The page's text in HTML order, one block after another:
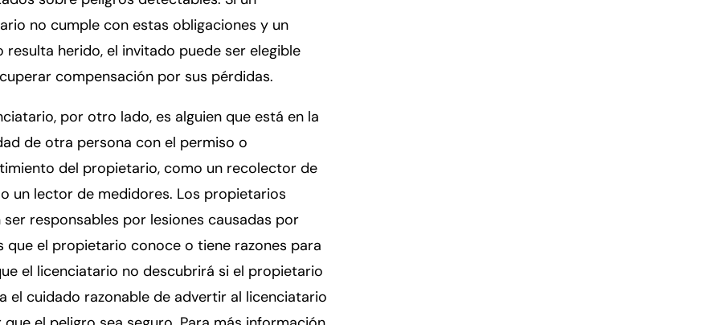
no cumple con estas obligaciones y un
resulta herido, el invitado puede ser elegible
compensación por sus pérdidas.
por otro lado, es alguien que está en la
de otra persona con el permiso o
del propietario, como un recolector de
un lector de medidores. Los propietarios
ser responsables por lesiones causadas por
que el propietario conoce o tiene razones para
el licenciatario no descubrirá si el propietario
el cuidado razonable de advertir al licenciatario